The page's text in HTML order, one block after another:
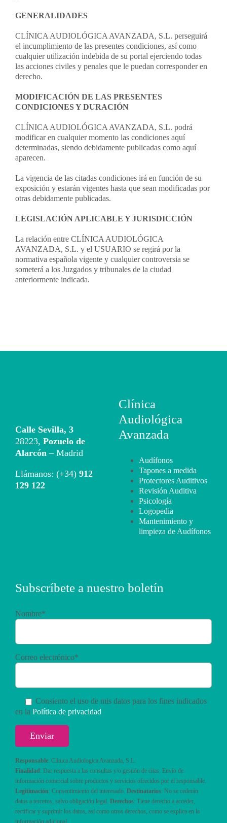
GENERALIDADES
CLÍNICA AUDIOLÓGICA AVANZADA, S.L. perseguirá
el incumplimiento de las presentes condiciones, así como
cualquier utilización indebida de su portal ejerciendo todas
las acciones civiles y penales que le puedan corresponder en
derecho.
MODIFICACIÓN DE LAS PRESENTES
CONDICIONES Y DURACIÓN
CLÍNICA AUDIOLÓGICA AVANZADA, S.L. podrá
modificar en cualquier momento las condiciones aquí
determinadas, siendo debidamente publicadas como aquí
aparecen.
La vigencia de las citadas condiciones irá en función de su
exposición y estarán vigentes hasta que sean modificadas por
otras debidamente publicadas.
LEGISLACIÓN APLICABLE Y JURISDICCIÓN
La relación entre CLÍNICA AUDIOLÓGICA
AVANZADA, S.L. y el USUARIO se regirá por la
normativa española vigente y cualquier controversia se
someterá a los Juzgados y tribunales de la ciudad
anteriormente indicada.
Calle Sevilla, 3
28223, Pozuelo de
Alarcón – Madrid
Llámanos: (+34) 912
129 122
Clínica
Audiológica
Avanzada
Audífonos
Tapones a medida
Protectores Auditivos
Revisión Auditiva
Psicología
Logopedia
Mantenimiento y
limpieza de Audífonos
Subscríbete a nuestro boletín
Nombre*
Correo electrónico*
Consiento el uso de mis datos para los fines indicados
en la Política de privacidad
Responsable: Clínica Audiologica Avanzada, S.L.
Finalidad: Dar respuesta a las consultas y/o gestión de citas. Envío de
información comercial sobre productos y servicios ofrecidos por el responsable.
Legitimación: Consentimiento del interesado. Destinatarios: No se cederán
datos a terceros, salvo obligación legal. Derechos: Tiene derecho a acceder,
rectificar y suprimir los datos, así como otros derechos, como se explica en la
información adicional